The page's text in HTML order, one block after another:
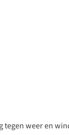
tegen weer en